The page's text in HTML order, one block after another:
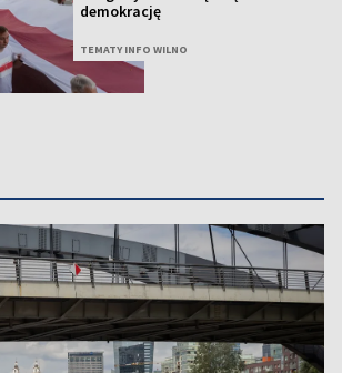
demokrację
TEMATY INFO WILNO